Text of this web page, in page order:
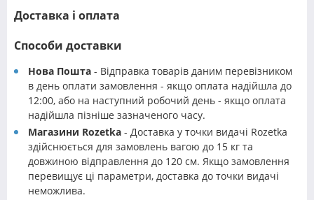
Доставка і оплата
Способи доставки
Нова Пошта - Відправка товарів даним перевізником
в день оплати замовлення - якщо оплата надійшла до
12:00, або на наступний робочий день - якщо оплата
надійшла пізніше зазначеного часу.
Магазини Rozetka - Доставка у точки видачі Rozetka
здійснюється для замовлень вагою до 15 кг та
довжиною відправлення до 120 см. Якщо замовлення
перевищує ці параметри, доставка до точки видачі
неможлива.